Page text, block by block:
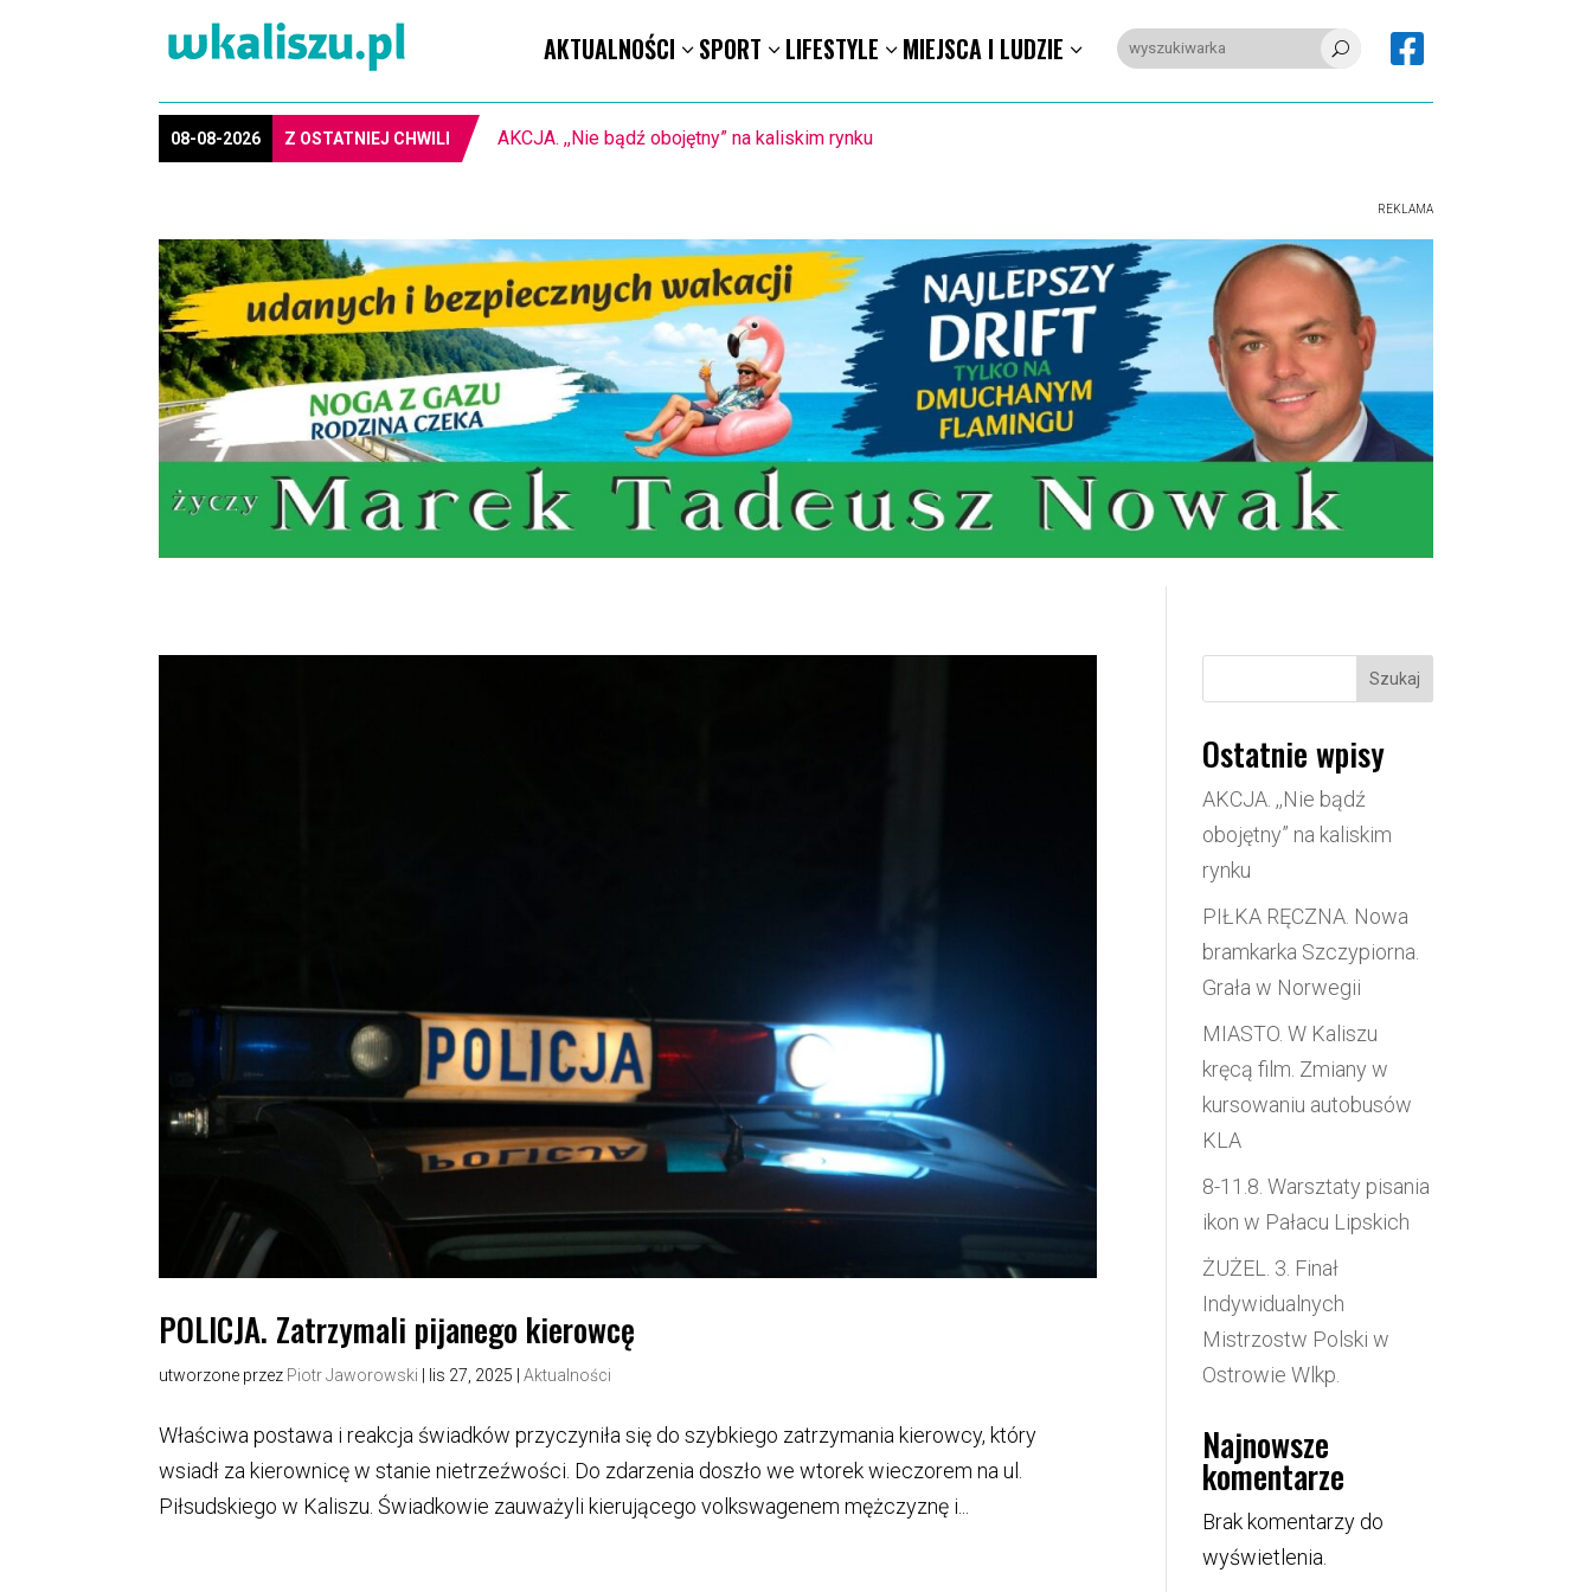
AKTUALNOŚCI SPORT LIFESTYLE MIEJSCA I LUDZIE U 
08-08-2026 Z OSTATNIEJ CHWILI PIŁKA RĘCZNA. Nowa bramkarka Szczypiorna. Grała w Norwegii
REKLAMA
POLICJA. Zatrzymali pijanego kierowcę
utworzone przez Piotr Jaworowski lis 27, 2025 |Aktualności
Właściwa postawa i reakcja świadków przyczyniła się do szybkiego zatrzymania kierowcy, który
wsiadł za kierownicę w stanie nietrzeźwości. Do zdarzenia doszło we wtorek wieczorem na ul.
Piłsudskiego w Kaliszu. Świadkowie zauważyli kierującego volkswagenem mężczyznę i...
Szukaj
Ostatnie wpisy
AKCJA. ,,Nie bądź
obojętny” na kaliskim
rynku
PIŁKA RĘCZNA. Nowa
bramkarka Szczypiorna.
Grała w Norwegii
MIASTO. W Kaliszu
kręcą film. Zmiany w
kursowaniu autobusów
KLA
8-11.8. Warsztaty pisania
ikon w Pałacu Lipskich
ŻUŻEL. 3. Finał
Indywidualnych
Mistrzostw Polski w
Ostrowie Wlkp.
Najnowsze
komentarze
Brak komentarzy do
wyświetlenia.